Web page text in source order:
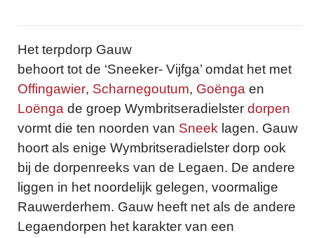
Het terpdorp Gauw
behoort tot de ‘Sneeker- Vijfga’ omdat het met
Offingawier, Scharnegoutum, Goënga en
Loënga de groep Wymbritseradielster dorpen
vormt die ten noorden van Sneek lagen. Gauw
hoort als enige Wymbritseradielster dorp ook
bij de dorpenreeks van de Legaen. De andere
liggen in het noordelijk gelegen, voormalige
Rauwerderhem. Gauw heeft net als de andere
Legaendorpen het karakter van een